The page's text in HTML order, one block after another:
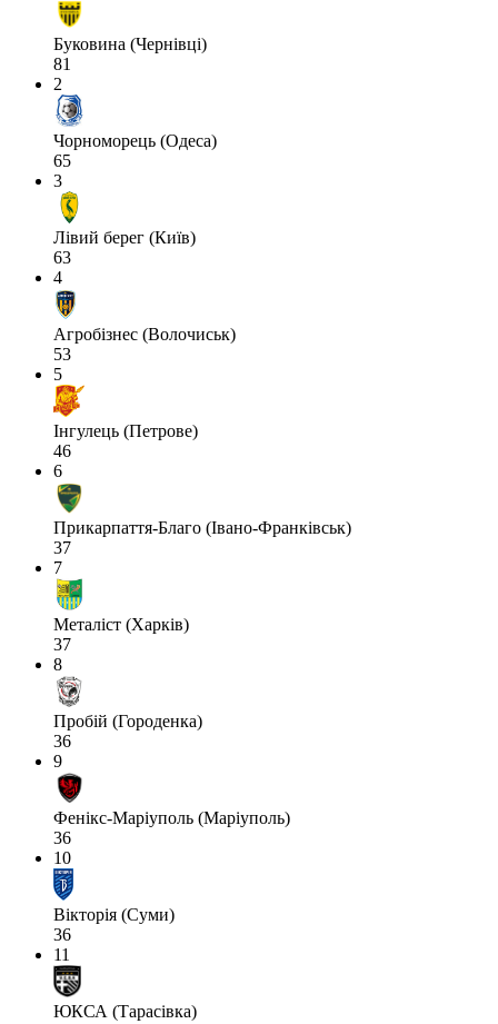
Буковина (Чернівці)
81
2
Чорноморець (Одеса)
65
3
Лівий берег (Київ)
63
4
Агробізнес (Волочиськ)
53
5
Інгулець (Петрове)
46
6
Прикарпаття-Благо (Івано-Франківськ)
37
7
Металіст (Харків)
37
8
Пробій (Городенка)
36
9
Фенікс-Маріуполь (Маріуполь)
36
10
Вікторія (Суми)
36
11
ЮКСА (Тарасівка)